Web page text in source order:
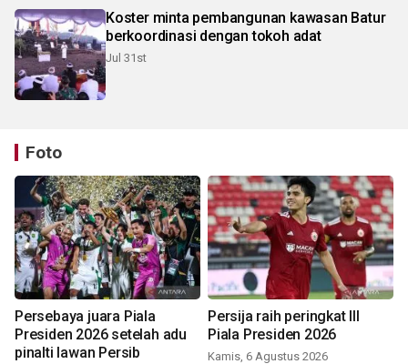
Koster minta pembangunan kawasan Batur
berkoordinasi dengan tokoh adat
Jul 31st
Foto
Persebaya juara Piala
Presiden 2026 setelah adu
pinalti lawan Persib
Persija raih peringkat III
Piala Presiden 2026
Kamis, 6 Agustus 2026